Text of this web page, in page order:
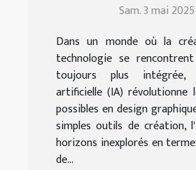
compétences en
graphique
Sam. 3 mai 2025
Dans un monde où la
technologie se
toujours plus intégrée,
artificielle (IA) révolutionne
possibles en design
simples outils de création,
horizons inexplorés en
de...